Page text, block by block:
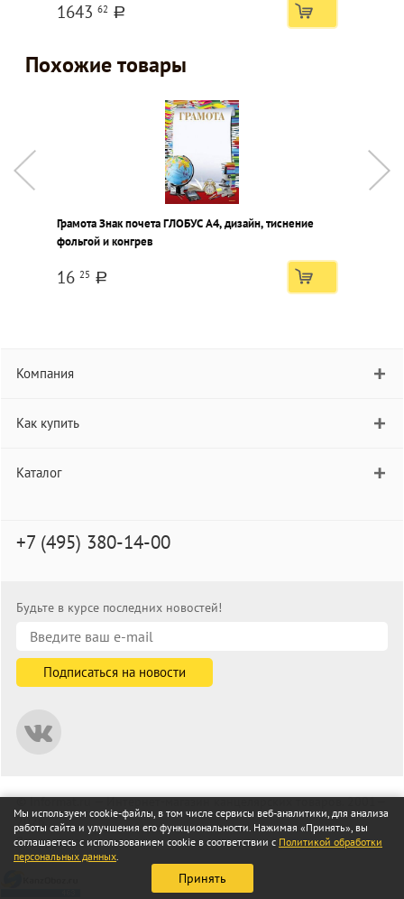
1643 62 a
Похожие товары
Грамота Знак почета ГЛОБУС А4, дизайн, тиснение
фольгой и конгрев
16 25 a
Компания
Как купить
Каталог
+7 (495) 380-14-00
Будьте в курсе последних новостей!
© informat.ru — Интернет-магазин канцелярских товаров. 2001—
2026
Все права защищены
Мы используем cookie-файлы, в том числе сервисы веб-аналитики, для анализа
работы сайта и улучшения его функциональности. Нажимая «Принять», вы
соглашаетесь с использованием cookie в соответствии с Политикой обработки
персональных данных.
Принять